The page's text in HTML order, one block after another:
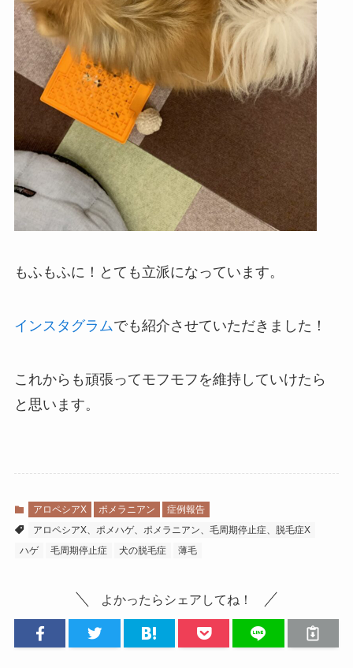
もふもふに！とても立派になっています。
インスタグラムでも紹介させていただきました！
これからも頑張ってモフモフを維持していけたら
と思います。
アロペシアX ポメラニアン
症例報告
アロペシアX、ポメハゲ、ポメラニアン、毛周期停止症、脱毛症X
ハゲ
毛周期停止症 犬の脱毛症 薄毛
よかったらシェアしてね！